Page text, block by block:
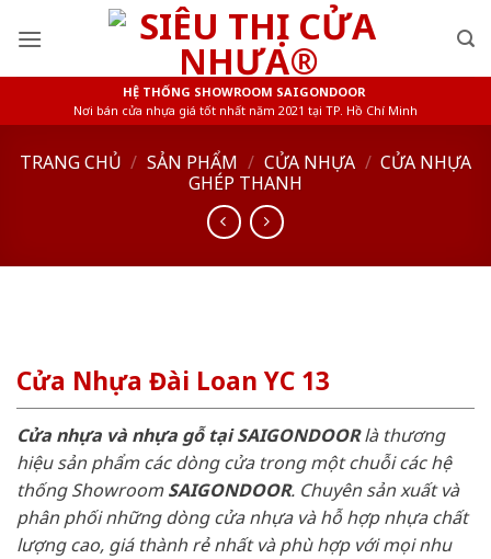
HỆ THỐNG SHOWROOM SAIGONDOOR
Nơi bán cửa nhựa giá tốt nhất năm 2021 tại TP. Hồ Chí Minh
TRANG CHỦ / SẢN PHẨM / CỬA NHỰA / CỬA NHỰA
GHÉP THANH
Cửa Nhựa Đài Loan YC 13
Cửa nhựa và nhựa gỗ tại SAIGONDOORlà thương
hiệu sản phẩm các dòng cửa trong một chuỗi các hệ
thống ShowroomSAIGONDOOR. Chuyên sản xuất và
phân phối những dòng cửa nhựa và hỗ hợp nhựa chất
lượng cao, giá thành rẻ nhất và phù hợp với mọi nhu